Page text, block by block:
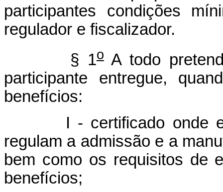
participantes condições
regulador e fiscalizador.
§ 1oA todo
participante entregue,
benefícios:
I - certificado onde
regulam a admissão e a
bem como os requisitos de
benefícios;